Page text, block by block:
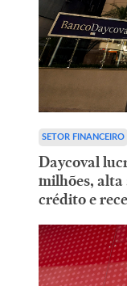
SETOR FINANCEIRO
Daycoval
milhões, alta
crédito e